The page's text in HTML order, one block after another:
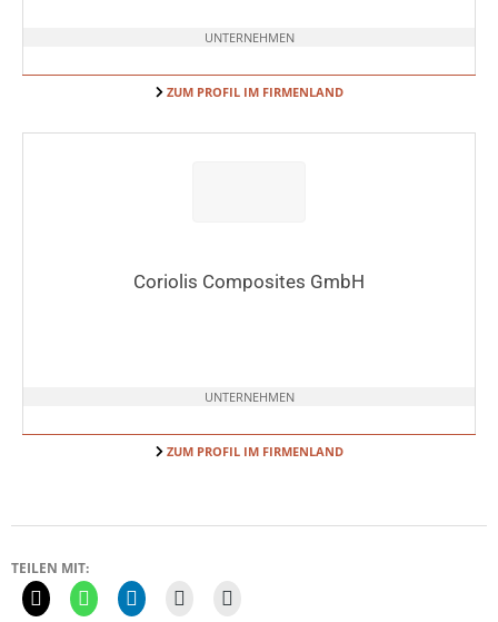
UNTERNEHMEN
ZUM PROFIL IM FIRMENLAND
Coriolis Composites GmbH
UNTERNEHMEN
ZUM PROFIL IM FIRMENLAND
TEILEN MIT: